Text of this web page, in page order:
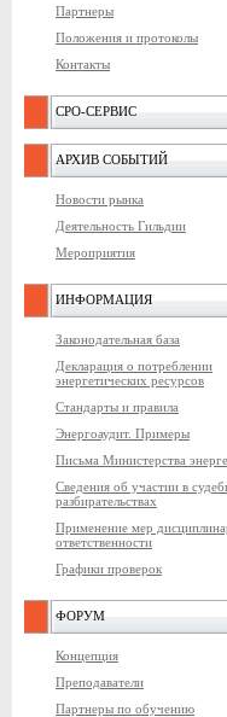
Партнеры
Положения и протоколы
Контакты
СРО-СЕРВИС
АРХИВ СОБЫТИЙ
Новости рынка
Деятельность Гильдии
Мероприятия
ИНФОРМАЦИЯ
Законодательная база
Декларация о потреблении
энергетических ресурсов
Стандарты и правила
Энергоаудит. Примеры
Письма Министерства
Сведения об участии в
разбирательствах
Применение мер
ответственности
Графики проверок
ФОРУМ
Концепция
Преподаватели
Партнеры по обучению